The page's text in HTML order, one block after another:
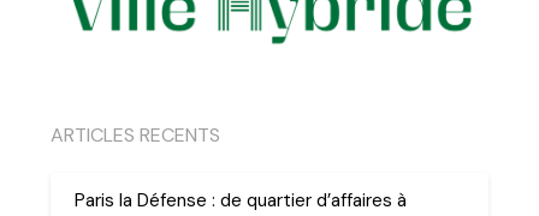
ARTICLES RECENTS
Paris la Défense : de quartier d’affaires à